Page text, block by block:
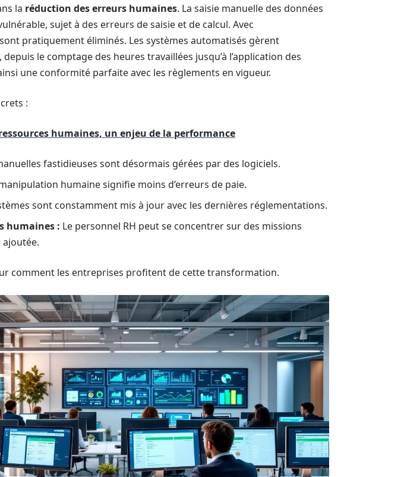
la réduction des erreurs humaines. La saisie manuelle des données
sujet à des erreurs de saisie et de calcul. Avec
pratiquement éliminés. Les systèmes automatisés gèrent
le comptage des heures travaillées jusqu’à l’application des
une conformité parfaite avec les règlements en vigueur.
:
humaines, un enjeu de la performance
fastidieuses sont désormais gérées par des logiciels.
humaine signifie moins d’erreurs de paie.
sont constamment mis à jour avec les dernières réglementations.
humaines : Le personnel RH peut se concentrer sur des missions
comment les entreprises profitent de cette transformation.